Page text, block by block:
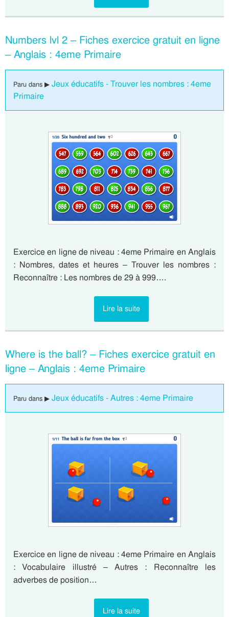
Numbers lvl 2 – Fiches exercice gratuit en ligne
– Anglais : 4eme Primaire
Paru dans ▶ Jeux éducatifs - Trouver les nombres : 4eme
Primaire
Exercice en ligne de niveau : 4eme Primaire en Anglais
: Nombres, dates et heures – Trouver les nombres :
Reconnaître : Les nombres de 29 à 999….
Lire la suite
Where is the ball? – Fiches exercice gratuit en
ligne – Anglais : 4eme Primaire
Paru dans ▶ Jeux éducatifs - Autres : 4eme Primaire
Exercice en ligne de niveau : 4eme Primaire en Anglais
: Vocabulaire illustré – Autres : Reconnaître les
adverbes de position…
Lire la suite